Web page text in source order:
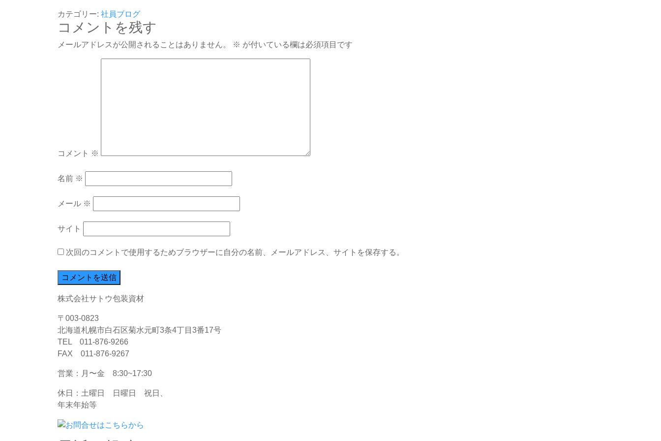
カテゴリー: 社員ブログ
コメントを残す
メールアドレスが公開されることはありません。 ※ が付いている欄は必須項目です
コメント ※
名前 ※
メール ※
サイト
次回のコメントで使用するためブラウザーに自分の名前、メールアドレス、サイトを保存する。
株式会社サトウ包装資材
〒003-0823
北海道札幌市白石区菊水元町3条4丁目3番17号
TEL 011-876-9266
FAX 011-876-9267
営業：月〜金 8:30~17:30
休日：土曜日 日曜日 祝日、
年末年始等